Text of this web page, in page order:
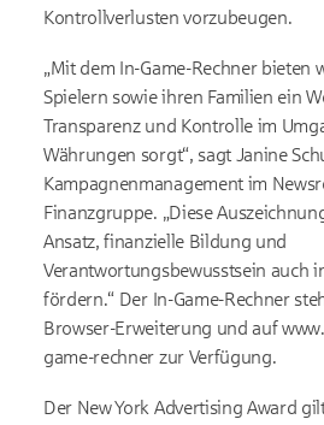
Kontrollverlusten vorzubeugen.
„Mit dem In-Game-Rechner bieten
Spielern sowie ihren Familien ein
Transparenz und Kontrolle im
Währungen sorgt“, sagt Janine
Kampagnenmanagement im
Finanzgruppe. „Diese
Ansatz, finanzielle Bildung und
Verantwortungsbewusstsein auch
fördern.“ Der In-Game-Rechner
Browser-Erweiterung und auf
game-rechner zur Verfügung.
Der New York Advertising Award